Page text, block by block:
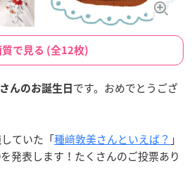
質で見る (全12枚)
さんのお誕生日 です。おめでとうござ
ていた「種﨑敦美さんといえば？ 」
発表します！たくさんのご投票あり